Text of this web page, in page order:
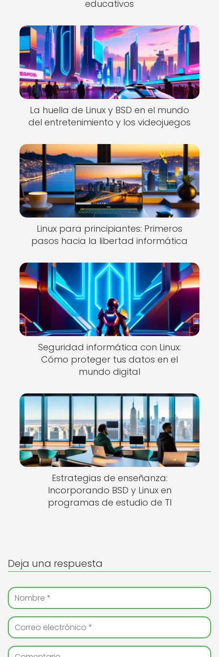
educativos
La huella de Linux y BSD en el mundo
del entretenimiento y los videojuegos
Linux para principiantes: Primeros
pasos hacia la libertad informática
Seguridad informática con Linux:
Cómo proteger tus datos en el
mundo digital
Estrategias de enseñanza:
Incorporando BSD y Linux en
programas de estudio de TI
Deja una respuesta